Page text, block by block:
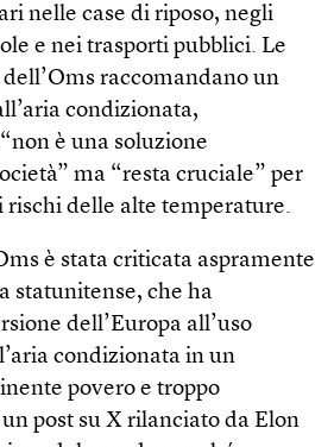
nelle case di riposo, negli
e nei trasporti pubblici. Le
raccomandano un
condizionata,
è una soluzione
ma “resta cruciale” per
rischi delle alte temperature.
è stata criticata aspramente
statunitense, che ha
dell’Europa all’uso
condizionata in un
povero e troppo
post su X rilanciato da Elon